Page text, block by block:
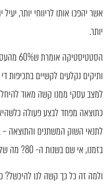
אשר יהפכו אותו לריווחי יותר,
יותר.
ותיקים נקלעים לקשיים בתכיפות
למצב עסקי ממנו קשה מאוד
כתוצאה מפחד לבצע פעולה
לתנאי השוק המשתנים והתוצאה
בזמנו, אי שם בשנות ה- 80? מה שלא הולך קדימה, הולך אחורה….
ולמה זה כל כך קשה לנו להיכשל?